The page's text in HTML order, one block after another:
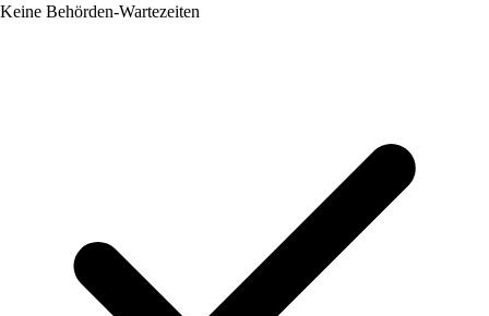
Keine Behörden-Wartezeiten